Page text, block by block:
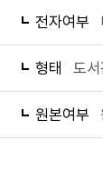
전자여부
형태 도
원본여부